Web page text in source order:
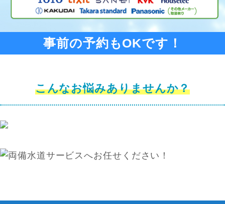
事前の予約もOKです！
こんなお悩みありませんか？